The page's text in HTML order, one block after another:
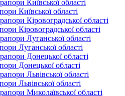
Київської області
Кіровоградської області
Луганської області
Донецької області
Львівської області